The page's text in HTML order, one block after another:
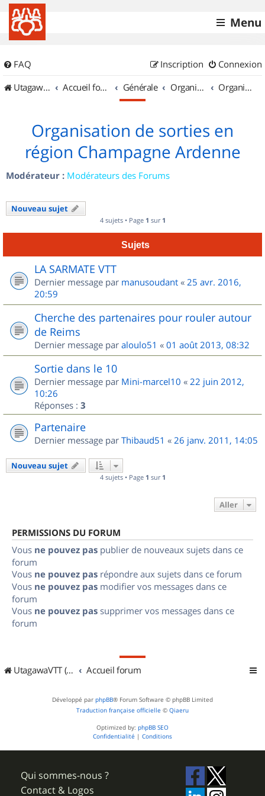
Menu
FAQ Connexion
Inscription
UtagawaVTT (Randos VTT et VTTAE avec traces GPS)
Accueil forum Générale Organisation de sorties & Recherche de partenaires Organisation de sorties en région Champagne Ardenne
Organisation de sorties en
région Champagne Ardenne
Modérateur : Modérateurs des Forums
Nouveau sujet
4 sujets • Page 1 sur 1
Sujets
LA SARMATE VTT
Dernier message par manusoudant « 25 avr. 2016,
20:59
Cherche des partenaires pour rouler autour
de Reims
Dernier message par aloulo51 « 01 août 2013, 08:32
Sortie dans le 10
Dernier message par Mini-marcel10 « 22 juin 2012,
10:26
Réponses : 3
Partenaire
Dernier message par Thibaud51 « 26 janv. 2011, 14:05
Nouveau sujet
4 sujets • Page 1 sur 1
Aller
PERMISSIONS DU FORUM
Vous ne pouvez pas publier de nouveaux sujets dans ce
forum
Vous ne pouvez pas répondre aux sujets dans ce forum
Vous ne pouvez pas modifier vos messages dans ce
forum
Vous ne pouvez pas supprimer vos messages dans ce
forum
UtagawaVTT (Randos VTT et VTTAE avec traces GPS) Accueil forum
Développé par phpBB® Forum Software © phpBB Limited
Traduction française officielle © Qiaeru
Optimized by: phpBB SEO
Confidentialité | Conditions
Qui sommes-nous ?
Contact & Logos